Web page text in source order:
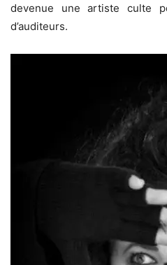
devenue une artiste culte
d’auditeurs.